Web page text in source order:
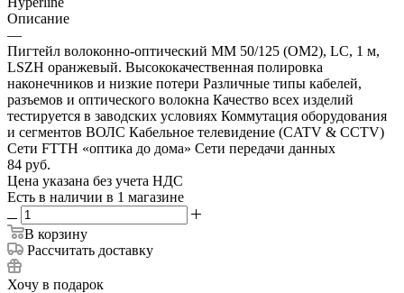
Описание
—
Пигтейл волоконно-оптический MM 50/125 (OM2), LC, 1 м,
LSZH оранжевый. Высококачественная полировка
наконечников и низкие потери Различные типы кабелей,
разъемов и оптического волокна Качество всех изделий
тестируется в заводских условиях Коммутация оборудования
и сегментов ВОЛС Кабельное телевидение (CATV & CCTV)
Сети FTTH «оптика до дома» Сети передачи данных
84 руб.
Цена указана без учета НДС
Есть в наличии в 1 магазине
В корзину
Рассчитать доставку
Хочу в подарок